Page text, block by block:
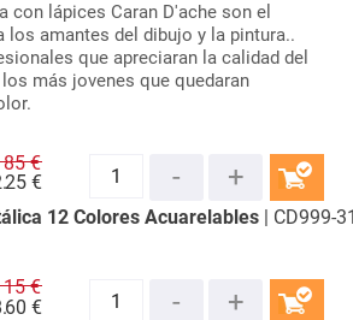
con lápices Caran D'ache son el
los amantes del dibujo y la pintura..
que apreciaran la calidad del
más jovenes que quedaran
12 Colores Acuarelables| CD999-
€
25 €
COMPRAR
€
60 €